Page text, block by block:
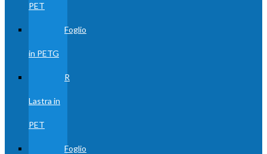
PET
Foglio
in PETG
R
Lastra in
PET
Foglio